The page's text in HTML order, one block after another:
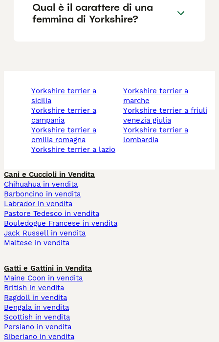
Qual è il carattere di una
femmina di Yorkshire?
yorkshire terrier a
sicilia
yorkshire terrier a
campania
yorkshire terrier a
emilia romagna
yorkshire terrier a lazio
yorkshire terrier a
marche
yorkshire terrier a friuli
venezia giulia
yorkshire terrier a
lombardia
Cani e Cuccioli in Vendita
Chihuahua in vendita
Barboncino in vendita
Labrador in vendita
Pastore Tedesco in vendita
Bouledogue Francese in vendita
Jack Russell in vendita
Maltese in vendita
Gatti e Gattini in Vendita
Maine Coon in vendita
British in vendita
Ragdoll in vendita
Bengala in vendita
Scottish in vendita
Persiano in vendita
Siberiano in vendita